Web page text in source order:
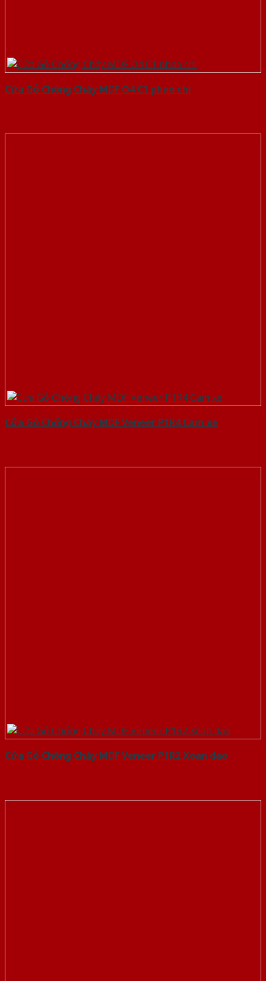
Cửa Gỗ Chống Cháy MDF O4 C1 phao chi
Cửa Gỗ Chống Cháy MDF Veneer P1R4 Cam xe
Cửa Gỗ Chống Cháy MDF Veneer P1R2 Xoan dao